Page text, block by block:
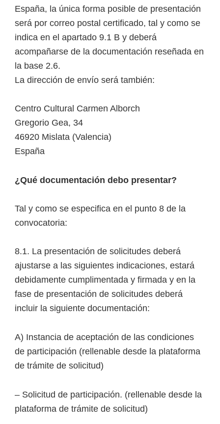
España, la única forma posible de presentación
será por correo postal certificado, tal y como se
indica en el apartado 9.1 B y deberá
acompañarse de la documentación reseñada en
la base 2.6.
La dirección de envío será también:
Centro Cultural Carmen Alborch
Gregorio Gea, 34
46920 Mislata (Valencia)
España
¿Qué documentación debo presentar?
Tal y como se especifica en el punto 8 de la
convocatoria:
8.1. La presentación de solicitudes deberá
ajustarse a las siguientes indicaciones, estará
debidamente cumplimentada y firmada y en la
fase de presentación de solicitudes deberá
incluir la siguiente documentación:
A) Instancia de aceptación de las condiciones
de participación (rellenable desde la plataforma
de trámite de solicitud)
– Solicitud de participación. (rellenable desde la
plataforma de trámite de solicitud)